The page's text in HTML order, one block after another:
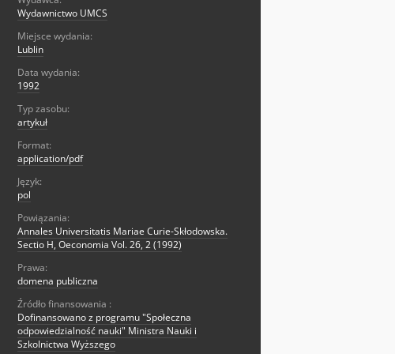
Wydawnictwo UMCS
Miejsce wydania:
Lublin
Data wydania:
1992
Typ zasobu:
artykuł
Format:
application/pdf
Język:
pol
Powiązania:
Annales Universitatis Mariae Curie-Skłodowska.
Sectio H, Oeconomia Vol. 26, 2 (1992)
Prawa:
domena publiczna
Źródło finansowania :
Dofinansowano z programu "Społeczna
odpowiedzialność nauki" Ministra Nauki i
Szkolnictwa Wyższego